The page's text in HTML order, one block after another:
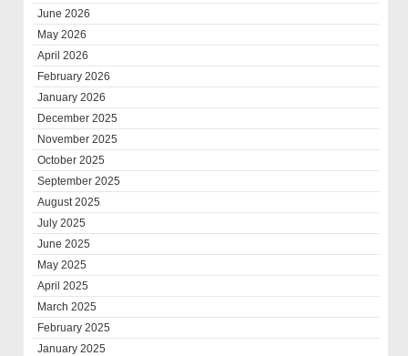
June 2026
May 2026
April 2026
February 2026
January 2026
December 2025
November 2025
October 2025
September 2025
August 2025
July 2025
June 2025
May 2025
April 2025
March 2025
February 2025
January 2025